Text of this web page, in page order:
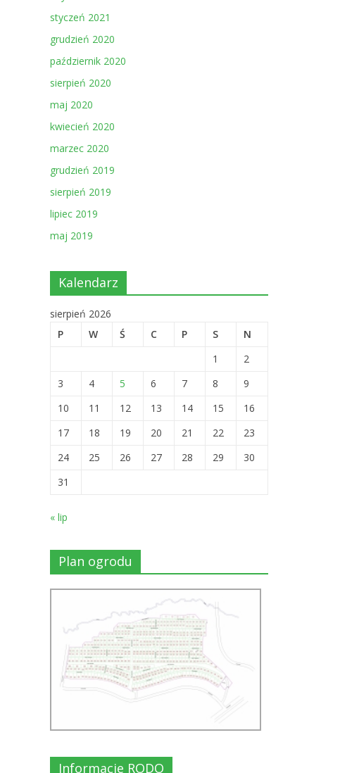
styczeń 2021
grudzień 2020
październik 2020
sierpień 2020
maj 2020
kwiecień 2020
marzec 2020
grudzień 2019
sierpień 2019
lipiec 2019
maj 2019
Kalendarz
sierpień 2026
P
W Ś C P S
N
1
2
3
4 5 6 7 8
9
10
11 12 13 14 15
16
17
18 19 20 21 22
23
24
25 26 27 28 29
30
31
« lip
Plan ogrodu
Informacje RODO